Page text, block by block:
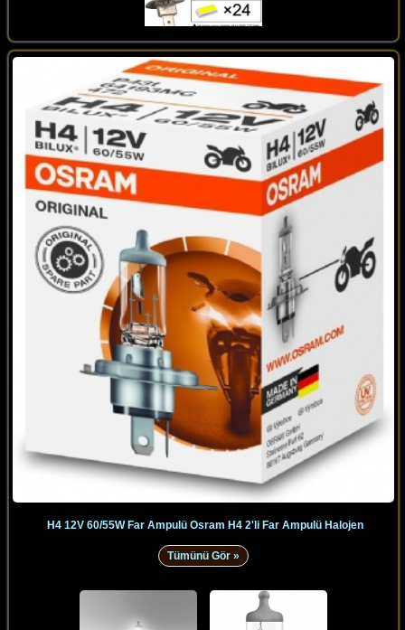
H4 12V 60/55W Far Ampulü Osram H4 2'li Far Ampulü Halojen
Tümünü Gör »